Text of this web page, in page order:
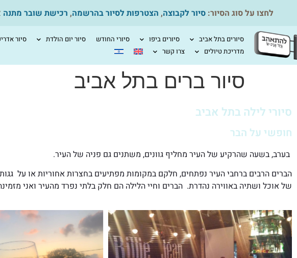
לחצו על סוג הסיור: סיור לקבוצה, הצטרפות לסיור בהרשמה, רכישת שובר מתנה
סיורים בתל אביב סיורים ביפו סיורי החודש סיור יום הולדת סיור
מדריכת טיולים
צרו קשר
סיור ברים בתל אביב
סיורי לילה בתל אביב
חופשי על הבר
בערב, בשעה שהרקיע של העיר מחליף גוונים, משתנים גם פניה של העיר.
הברים הרבים ברחבי העיר נפתחים, חלקם במקומות מפתיעים בחצרות אחוריות או על
של אוכל ושתיה באווירה נהדרת. הברים וחיי הלילה הם חלק בלתי נפרד מהעיר ואני